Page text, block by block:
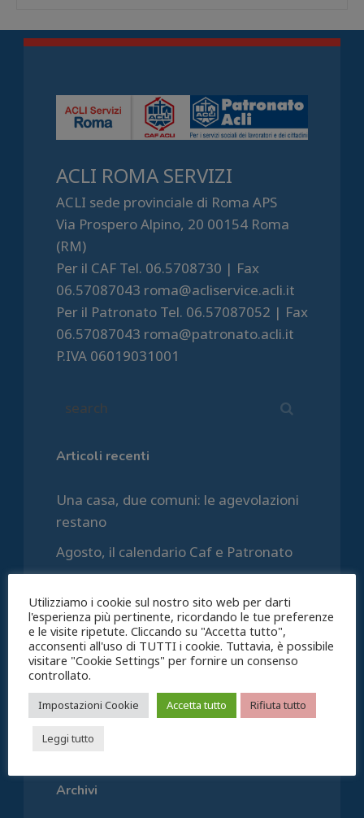
ACLI ROMA SERVIZI
ACLI sede provinciale di Roma APS
Via Prospero Alpino, 20 00154 Roma
(RM)
Per il CAF Tel. 06.5708730 | Fax
06.57087043 roma@acliservice.acli.it
Per il Patronato Tel. 06.57087052 | Fax
06.57087043 roma@patronato.acli.it
P.IVA 06019031001
Articoli recenti
Una casa, due comuni: le agevolazioni
restano
Agosto, il calendario Caf e Patronato
richiederlo
Detrazione posto auto; necessaria la
categoria C/6
Pensione di vecchiaia, i contributi
figurativi quando valgono e quando no
Commenti recenti
Archivi
Utilizziamo i cookie sul nostro sito web per darti
l'esperienza più pertinente, ricordando le tue preferenze
e le visite ripetute. Cliccando su "Accetta tutto",
acconsenti all'uso di TUTTI i cookie. Tuttavia, è possibile
visitare "Cookie Settings" per fornire un consenso
controllato.
Impostazioni Cookie Accetta tutto Rifiuta tutto
Leggi tutto